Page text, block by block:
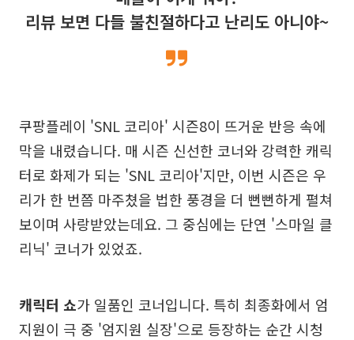
리뷰 보면 다들 불친절하다고 난리도 아니야~
쿠팡플레이 'SNL 코리아' 시즌8이 뜨거운 반응 속에
막을 내렸습니다. 매 시즌 신선한 코너와 강력한 캐릭
터로 화제가 되는 'SNL 코리아'지만, 이번 시즌은 우
리가 한 번쯤 마주쳤을 법한 풍경을 더 뻔뻔하게 펼쳐
보이며 사랑받았는데요. 그 중심에는 단연 '스마일 클
리닉' 코너가 있었죠.
캐릭터 쇼가 일품인 코너입니다. 특히 최종화에서 엄
지원이 극 중 '엄지원 실장'으로 등장하는 순간 시청